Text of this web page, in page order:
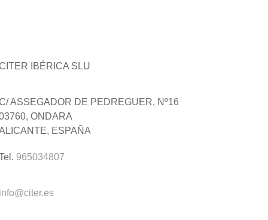
IBÉRICA SLU
ASSEGADOR DE PEDREGUER, Nº16
ONDARA
ESPAÑA
965034807